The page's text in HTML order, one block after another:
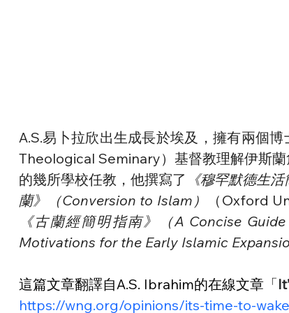
A.S.易卜拉欣出生成長於埃及，擁有兩個
Theological Seminary）基督教理解伊斯
的幾所學校任教，他撰寫了
《穆罕默德生
蘭》（Conversion to Islam）
（Oxford
《古蘭經簡明指南》（A Concise
Motivations for the Early Islamic
這篇文章翻譯自A.S. Ibrahim的在線文章「
https://wng.org/opinions/its-time-to-